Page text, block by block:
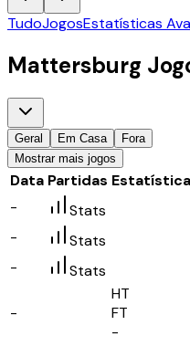
TudoJogosEstatísticas
Mattersburg
Geral Em Casa
Fora
Mostrar mais jogos
Data Partidas
-
Stats
-
Stats
-
Stats
-
HT
FT
-